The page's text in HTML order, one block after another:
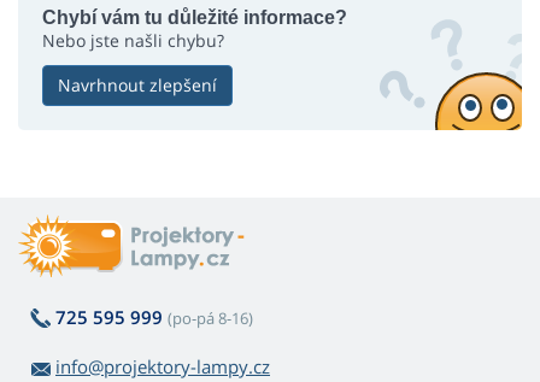
Chybí vám tu důležité informace?
Nebo jste našli chybu?
Navrhnout zlepšení
725 595 999 (po-pá 8-16)
info@projektory-lampy.cz